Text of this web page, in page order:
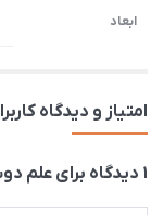
ابعاد
امتیاز و دیدگاه
1 دیدگاه برای علم